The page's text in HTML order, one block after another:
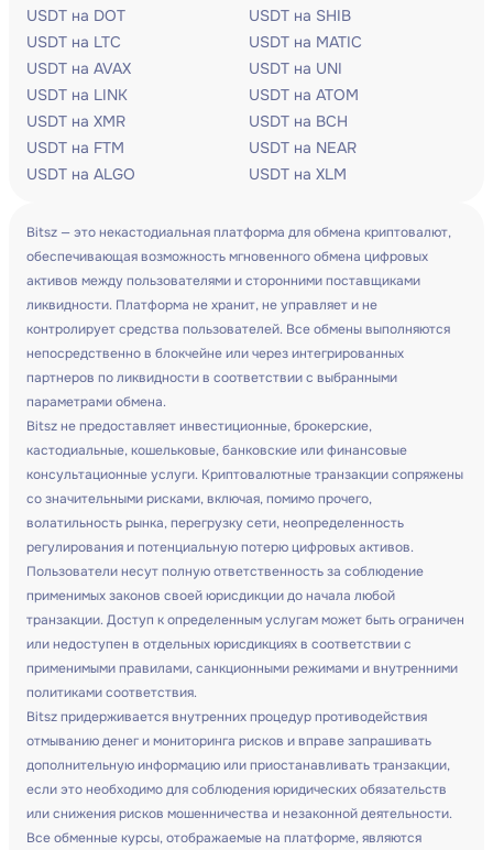
USDT на DOT
USDT на SHIB
USDT на LTC
USDT на MATIC
USDT на AVAX
USDT на UNI
USDT на LINK
USDT на ATOM
USDT на XMR
USDT на BCH
USDT на FTM
USDT на NEAR
USDT на ALGO
USDT на XLM
Bitsz — это некастодиальная платформа для обмена криптовалют,
обеспечивающая возможность мгновенного обмена цифровых
активов между пользователями и сторонними поставщиками
ликвидности. Платформа не хранит, не управляет и не
контролирует средства пользователей. Все обмены выполняются
непосредственно в блокчейне или через интегрированных
партнеров по ликвидности в соответствии с выбранными
параметрами обмена.
Bitsz не предоставляет инвестиционные, брокерские,
кастодиальные, кошельковые, банковские или финансовые
консультационные услуги. Криптовалютные транзакции сопряжены
со значительными рисками, включая, помимо прочего,
волатильность рынка, перегрузку сети, неопределенность
регулирования и потенциальную потерю цифровых активов.
Пользователи несут полную ответственность за соблюдение
применимых законов своей юрисдикции до начала любой
транзакции. Доступ к определенным услугам может быть ограничен
или недоступен в отдельных юрисдикциях в соответствии с
применимыми правилами, санкционными режимами и внутренними
политиками соответствия.
Bitsz придерживается внутренних процедур противодействия
отмыванию денег и мониторинга рисков и вправе запрашивать
дополнительную информацию или приостанавливать транзакции,
если это необходимо для соблюдения юридических обязательств
или снижения рисков мошенничества и незаконной деятельности.
Все обменные курсы, отображаемые на платформе, являются